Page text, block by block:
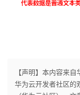
【声明】本内容来
华为云开发者社区的